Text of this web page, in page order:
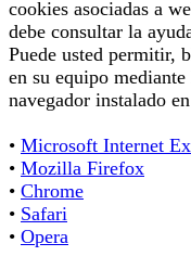
cookies asociadas a
debe consultar la
Puede usted permitir,
en su equipo
navegador instalado
• Microsoft Internet
• Mozilla Firefox
• Chrome
• Safari
• Opera